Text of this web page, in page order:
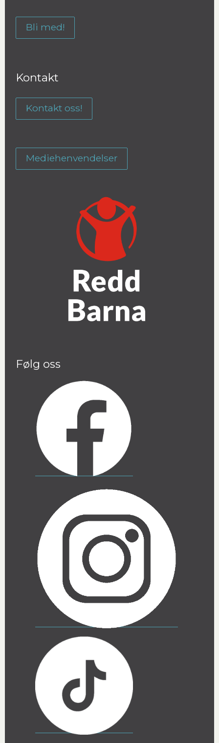
Bli med!
Kontakt
Kontakt oss!
Mediehenvendelser
Følg oss